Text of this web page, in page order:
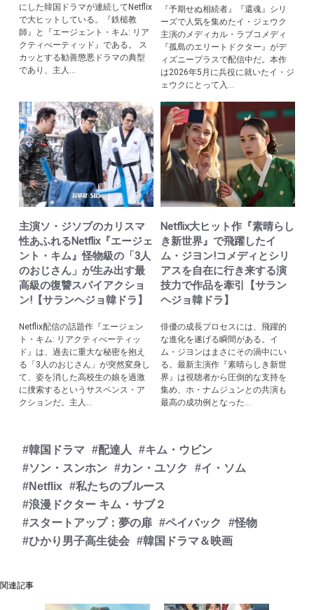
にした韓国ドラマが連続してNetflix
で大ヒットしている。『鉄槌教
師』と『エージェント・キム: リア
クティべーティッド』である。 ス
カッとする勧善懲悪ドラマの典型
であり、主人...
『予期せぬ相続者』『還魂』シリ
ーズで人気を集めたイ・ジェウク
主演のメディカル・ラブコメディ
『孤島のエリートドクター』がデ
ィズニープラスで配信中だ。本作
は2026年5月に兵役に就いたイ・ジ
ェウクにとって入...
主演ソ・ジソブのカリスマ
性あふれるNetflix『エージェ
ント・キム』怪物級の「3人
のおじさん」が生み出す最
高級の復讐スパイアクショ
ン!【サランヘジョ韓ドラ】
Netflix配信の話題作『エージェン
ト・キム: リアクティべーティッ
ド』は、過去に重大な秘密を抱え
る「3人のおじさん」が突然変身し
て、姿を消した高校生の娘を過激
に捜索するというサスペンス・ア
クションだ。主人...
Netflix大ヒット作『素晴らし
き新世界』で飛躍したイ
ム・ジヨン!コメディとシリ
アスを自在に行き来する演
技力で作品を牽引【サラン
ヘジョ韓ドラ】
俳優の成長プロセスには、飛躍的
な進化を遂げる瞬間がある。イ
ム・ジヨンはまさにその渦中にい
る。最新主演作『素晴らしき新世
界』は視聴者から圧倒的な支持を
集め、ホ・ナムジュンとの共演も
最高の成功例となった...
#韓国ドラマ #配達人
#キム・ウビン
#ソン・スンホン #カン・ユソク
#イ・ソム
#Netflix #私たちのブルース
#浪漫ドクター キム・サブ２
#スタートアップ：夢の扉 #ペイバック
#怪物
#ひかり男子高生徒会 #韓国ドラマ＆映画
関連記事